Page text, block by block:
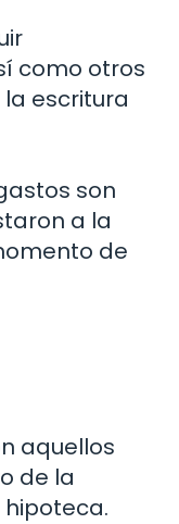
como otros
escritura
son
a la
de
aquellos
de la